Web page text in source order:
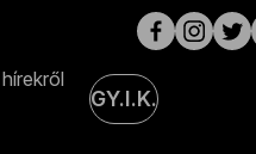
GY.I.K.